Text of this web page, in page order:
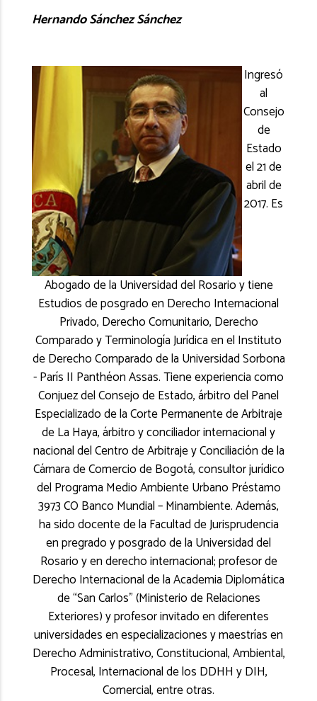
Hernando Sánchez Sánchez
Ingresó
al
Consejo
de
Estado
el 21 de
abril de
2017. Es
Abogado de la Universidad del Rosario y tiene
Estudios de posgrado en Derecho Internacional
Privado, Derecho Comunitario, Derecho
Comparado y Terminología Jurídica en el Instituto
de Derecho Comparado de la Universidad Sorbona
- París II Panthéon Assas. Tiene experiencia como
Conjuez del Consejo de Estado, árbitro del Panel
Especializado de la Corte Permanente de Arbitraje
de La Haya, árbitro y conciliador internacional y
nacional del Centro de Arbitraje y Conciliación de la
Cámara de Comercio de Bogotá, consultor jurídico
del Programa Medio Ambiente Urbano Préstamo
3973 CO Banco Mundial – Minambiente. Además,
ha sido docente de la Facultad de Jurisprudencia
en pregrado y posgrado de la Universidad del
Rosario y en derecho internacional; profesor de
Derecho Internacional de la Academia Diplomática
de “San Carlos” (Ministerio de Relaciones
Exteriores) y profesor invitado en diferentes
universidades en especializaciones y maestrías en
Derecho Administrativo, Constitucional, Ambiental,
Procesal, Internacional de los DDHH y DIH,
Comercial, entre otras.